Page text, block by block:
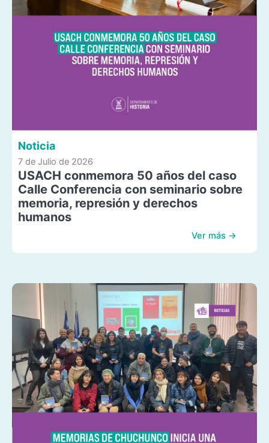
Noticia
7 de Julio de 2026
USACH conmemora 50 años del caso
Calle Conferencia con seminario sobre
memoria, represión y derechos
humanos
Ver más →